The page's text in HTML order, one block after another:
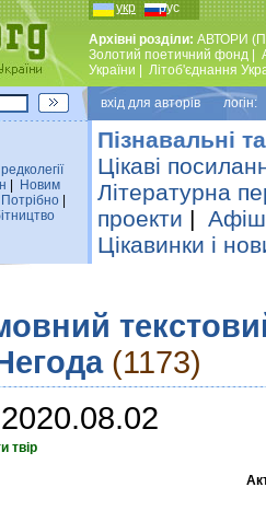
укр рус
Архівні розділи: АВТОРИ
Золотий поетичний фонд
України
Лiтоб'єднання
вхiд для авторiв логін:
Новим
Потрiбно
Пізнавальні
Цікаві
Літературна
проекти |
Цікавинки і
(1173)
твір